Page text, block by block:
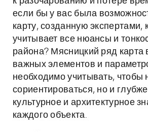
если бы у вас была
карту, созданную экспертами,
учитывает все нюансы и
района? Мясницкий ряд карта
важных элементов и
необходимо учитывать, чтобы
сориентироваться, но и
культурное и архитектурное
каждого объекта.